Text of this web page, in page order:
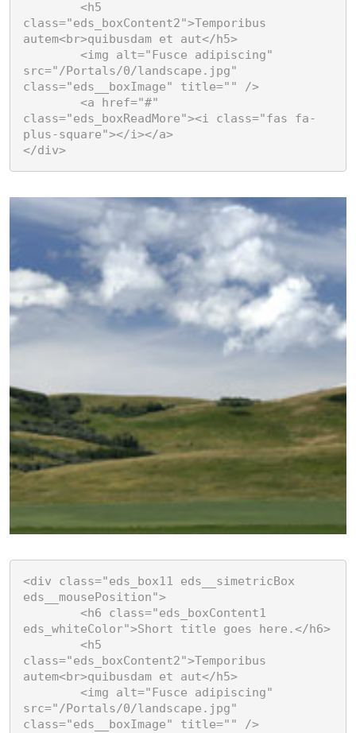
class="eds_boxContent2">Temporibus
autem<br>quibusdam et aut</h5>
src="/Portals/0/landscape.jpg"
class="eds__boxImage" title="" />
class="eds_boxReadMore"><i class="fas fa-
plus-square"></i></a>
</div>
<div class="eds_box11 eds__simetricBox
eds__mousePosition">
eds_whiteColor">Short title goes here.</h6>
class="eds_boxContent2">Temporibus
autem<br>quibusdam et aut</h5>
src="/Portals/0/landscape.jpg"
class="eds__boxImage" title="" />